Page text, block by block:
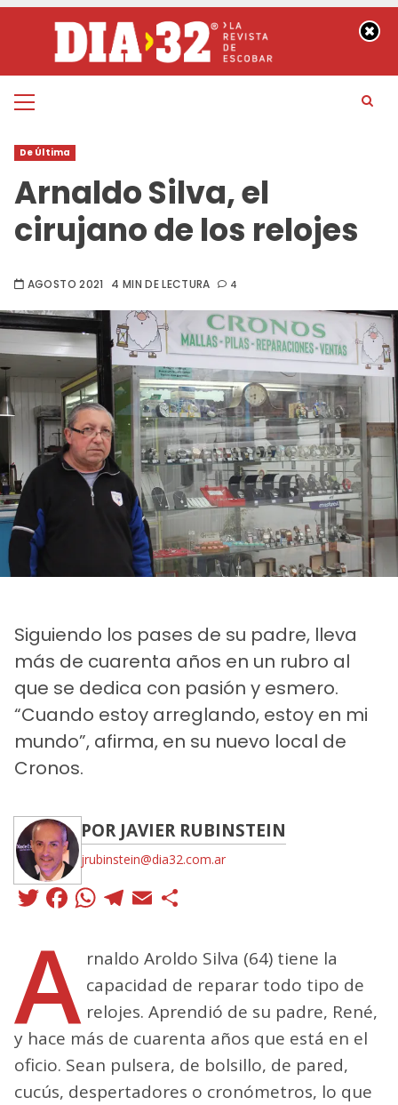
contenido
Menú
De Última
Arnaldo Silva, el
cirujano de los relojes
AGOSTO 2021 4 MIN DE LECTURA 4
Siguiendo los pases de su padre, lleva
más de cuarenta años en un rubro al
que se dedica con pasión y esmero.
“Cuando estoy arreglando, estoy en mi
mundo”, afirma, en su nuevo local de
Cronos.
POR JAVIER RUBINSTEIN
jrubinstein@dia32.com.ar
Twitter
Facebook
WhatsApp
Telegram
Email
A rnaldo Aroldo Silva (64) tiene la
capacidad de reparar todo tipo de
relojes. Aprendió de su padre, René,
y hace más de cuarenta años que está en el
oficio. Sean pulsera, de bolsillo, de pared,
cucús, despertadores o cronómetros, lo que